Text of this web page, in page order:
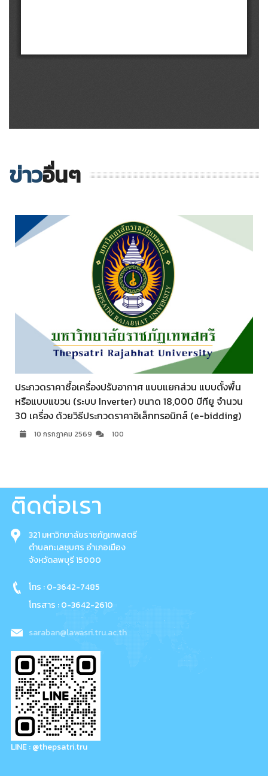
ข่าวอื่นๆ
ประกวดราคาซื้อเครื่องปรับอากาศ แบบแยกส่วน แบบตั้งพื้น
หรือแบบแขวน (ระบบ Inverter) ขนาด 18,000 บีทียู จำนวน
30 เครื่อง ด้วยวิธีประกวดราคาอิเล็กทรอนิกส์ (e-bidding)
10 กรกฎาคม 2569 100
ติดต่อเรา
321 มหาวิทยาลัยราชภัฏเทพสตรี
ตำบลทะเลชุบศร อำเภอเมือง
จังหวัดลพบุรี 15000
โทร : 0-3642-7485
โทรสาร : 0-3642-2610
saraban@lawasri.tru.ac.th
LINE : @thepsatri.tru